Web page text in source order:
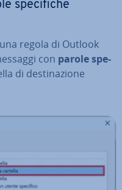
spe­ci­fi­che
regola di Outlook
con parole spe­
di de­sti­na­zio­ne